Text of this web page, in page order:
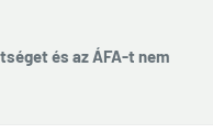
és az ÁFA-t nem